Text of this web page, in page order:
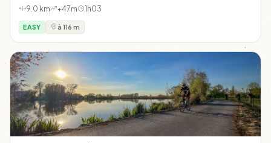
9.0 km +47m 1h03
EASY à 116 m